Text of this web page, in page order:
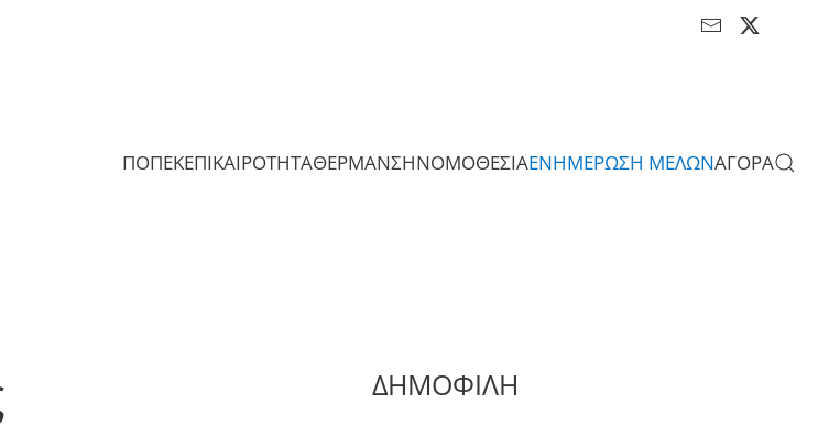
ΠΟΠΕΚΕΠΙΚΑΙΡΟΤΗΤΑΘΕΡΜΑΝΣΗΝΟΜΟΘΕΣΙΑΕΝΗΜΕΡΩΣΗ ΜΕΛΩΝΑΓΟΡΑ
ΔΗΜΟΦΙΛΗ